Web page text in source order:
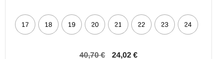
17 18 19 20 21 22 23 24
40,70€ 24,02 €